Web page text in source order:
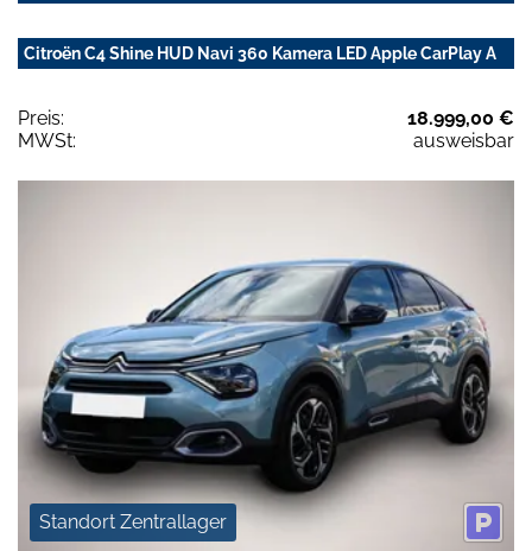
Citroën C4 Shine HUD Navi 360 Kamera LED Apple CarPlay A
Preis:
18.999,00 €
MWSt:
ausweisbar
Standort Zentrallager